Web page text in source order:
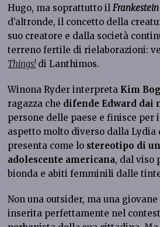
Hugo, ma soprattutto ilFrankestein
d’altronde, il concetto della
suo creatore e dalla società
terreno fertile di rielaborazioni:
Things!di Lanthimos.
Winona Ryder interpreta Kim
ragazza che difende Edward dai
persone delle paese e finisce per
aspetto molto diverso dalla Lydia
presenta come lo stereotipo di
adolescente americana, dal viso
bionda e abiti femminili dalle
Non una outsider, ma una
inserita perfettamente nel